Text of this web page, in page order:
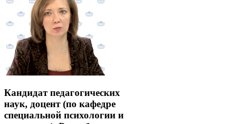
Кандидат педагогических
наук, доцент (по кафедре
специальной психологии и